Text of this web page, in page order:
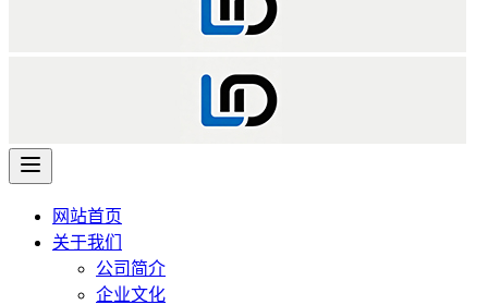
网站首页
关于我们
公司简介
企业文化